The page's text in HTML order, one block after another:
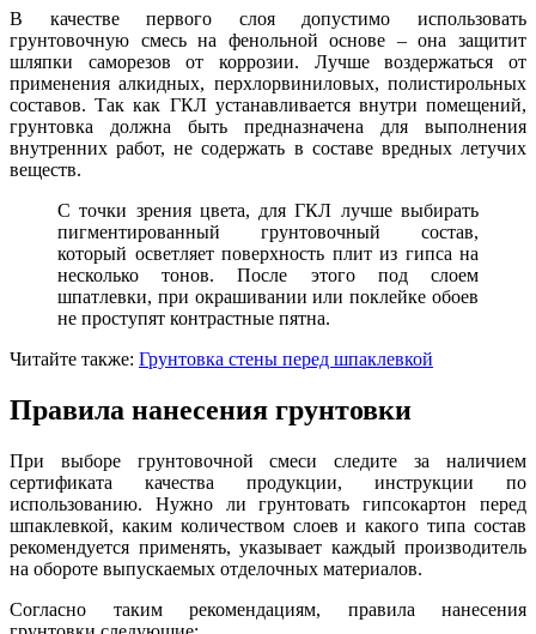
В качестве первого слоя допустимо использовать
грунтовочную смесь на фенольной основе – она защитит
шляпки саморезов от коррозии. Лучше воздержаться от
применения алкидных, перхлорвиниловых, полистирольных
составов. Так как ГКЛ устанавливается внутри помещений,
грунтовка должна быть предназначена для выполнения
внутренних работ, не содержать в составе вредных летучих
веществ.
С точки зрения цвета, для ГКЛ лучше выбирать
пигментированный грунтовочный состав,
который осветляет поверхность плит из гипса на
несколько тонов. После этого под слоем
шпатлевки, при окрашивании или поклейке обоев
не проступят контрастные пятна.
Читайте также: Грунтовка стены перед шпаклевкой
Правила нанесения грунтовки
При выборе грунтовочной смеси следите за наличием
сертификата качества продукции, инструкции по
использованию. Нужно ли грунтовать гипсокартон перед
шпаклевкой, каким количеством слоев и какого типа состав
рекомендуется применять, указывает каждый производитель
на обороте выпускаемых отделочных материалов.
Согласно таким рекомендациям, правила нанесения